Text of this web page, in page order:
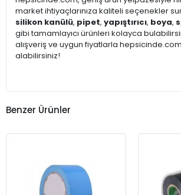
market ihtiyaçlarınıza kaliteli seçenekler
silikon kanülü, pipet, yapıştırıcı, boya,
gibi tamamlayıcı ürünleri kolayca
alışveriş ve uygun fiyatlarla
alabilirsiniz!
Benzer Ürünler